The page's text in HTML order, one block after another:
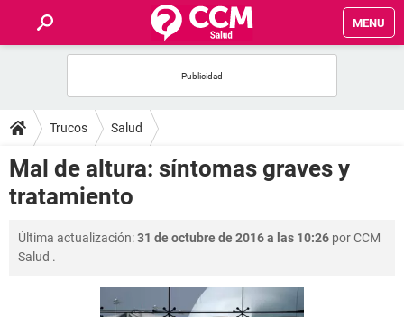
MENU
FOROS
SALUD
FAMILIA
NUTRICIÓN
Trucos Salud
Mal de altura: síntomas graves y
tratamiento
Última actualización:31 de octubre de 2016 a las 10:26 porCCM
Salud .